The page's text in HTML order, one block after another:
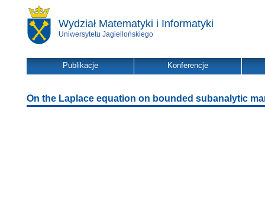
Wydział Matematyki i Informatyki
Uniwersytetu Jagiellońskiego
Publikacje Konferencje
On the Laplace equation on bounded subanalytic